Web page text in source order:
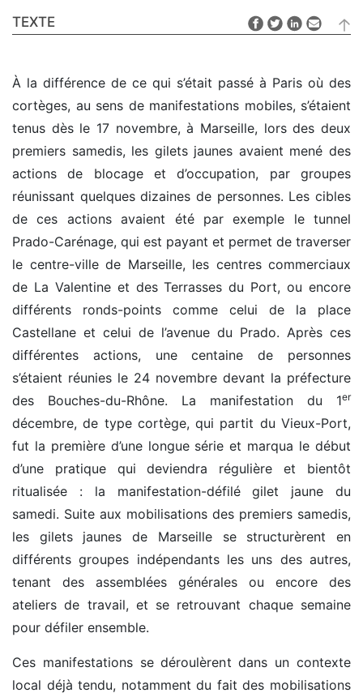
TEXTE
À la différence de ce qui s’était passé à Paris où des
cortèges, au sens de manifestations mobiles, s’étaient
tenus dès le 17 novembre, à Marseille, lors des deux
premiers samedis, les gilets jaunes avaient mené des
actions de blocage et d’occupation, par groupes
réunissant quelques dizaines de personnes. Les cibles
de ces actions avaient été par exemple le tunnel
Prado-Carénage, qui est payant et permet de traverser
le centre-ville de Marseille, les centres commerciaux
de La Valentine et des Terrasses du Port, ou encore
différents ronds-points comme celui de la place
Castellane et celui de l’avenue du Prado. Après ces
différentes actions, une centaine de personnes
s’étaient réunies le 24 novembre devant la préfecture
des Bouches-du-Rhône. La manifestation du 1er
décembre, de type cortège, qui partit du Vieux-Port,
fut la première d’une longue série et marqua le début
d’une pratique qui deviendra régulière et bientôt
ritualisée : la manifestation-défilé gilet jaune du
samedi. Suite aux mobilisations des premiers samedis,
les gilets jaunes de Marseille se structurèrent en
différents groupes indépendants les uns des autres,
tenant des assemblées générales ou encore des
ateliers de travail, et se retrouvant chaque semaine
pour défiler ensemble.
Ces manifestations se déroulèrent dans un contexte
local déjà tendu, notamment du fait des mobilisations